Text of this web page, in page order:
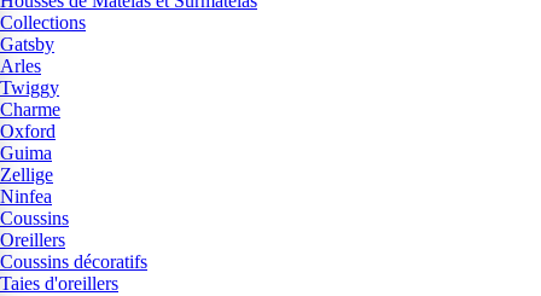
Collections
Gatsby
Arles
Twiggy
Charme
Oxford
Guima
Zellige
Ninfea
Coussins
Oreillers
Coussins décoratifs
Taies d'oreillers